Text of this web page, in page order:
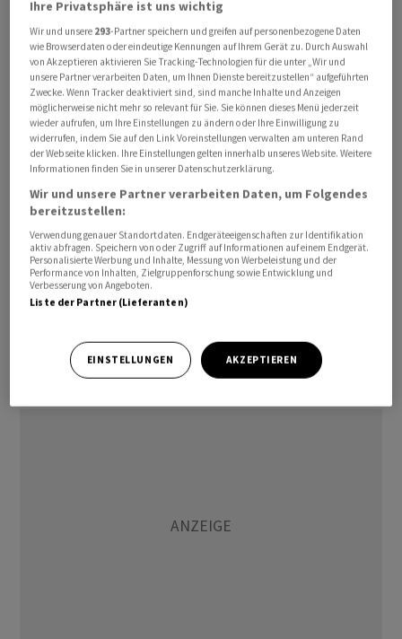
zivile Schiffe begann und später die USA iranische Häfen
blockierten. Vorausgegangen waren amerikanisch-
israelische Angriffe auf den Iran. Inzwischen haben sich
Washington und Teheran vorläufig auf ein Ende der
Kampfhandlungen geeinigt.
Schiffe können zwischen zwei Korridoren wählen
Die Evakuierung werde in enger Zusammenarbeit mit
dem Iran, dem Oman und anderen Golf-Anrainerstaaten
sowie den USA und der Schifffahrtsbranche umgesetzt,
so die IMO-Angaben. Demzufolge gibt es zwei Routen:
Eine nördliche, die vom Iran kontrolliert wird, und eine
Schiffe haben demnach freie Wahl, welchen Korridor sie
Ihre Privatsphäre ist uns wichtig
Wir und unsere 293-Partner speichern und greifen auf personenbezogene Daten
wie Browserdaten oder eindeutige Kennungen auf Ihrem Gerät zu. Durch Auswahl
von Akzeptieren aktivieren Sie Tracking-Technologien für die unter „Wir und
unsere Partner verarbeiten Daten, um Ihnen Dienste bereitzustellen“ aufgeführten
Zwecke. Wenn Tracker deaktiviert sind, sind manche Inhalte und Anzeigen
möglicherweise nicht mehr so relevant für Sie. Sie können dieses Menü jederzeit
wieder aufrufen, um Ihre Einstellungen zu ändern oder Ihre Einwilligung zu
widerrufen, indem Sie auf den Link Voreinstellungen verwalten am unteren Rand
der Webseite klicken. Ihre Einstellungen gelten innerhalb unseres Website. Weitere
Informationen finden Sie in unserer Datenschutzerklärung.
Wir und unsere Partner verarbeiten Daten, um Folgendes
bereitzustellen:
Verwendung genauer Standortdaten. Endgeräteeigenschaften zur Identifikation
aktiv abfragen. Speichern von oder Zugriff auf Informationen auf einem Endgerät.
Personalisierte Werbung und Inhalte, Messung von Werbeleistung und der
Performance von Inhalten, Zielgruppenforschung sowie Entwicklung und
Verbesserung von Angeboten.
Liste der Partner (Lieferanten)
EINSTELLUNGEN AKZEPTIEREN